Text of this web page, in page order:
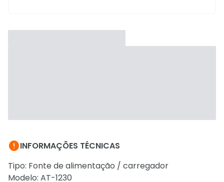
INFORMAÇÕES TÉCNICAS
Tipo: Fonte de alimentação / carregador
Modelo: AT-1230